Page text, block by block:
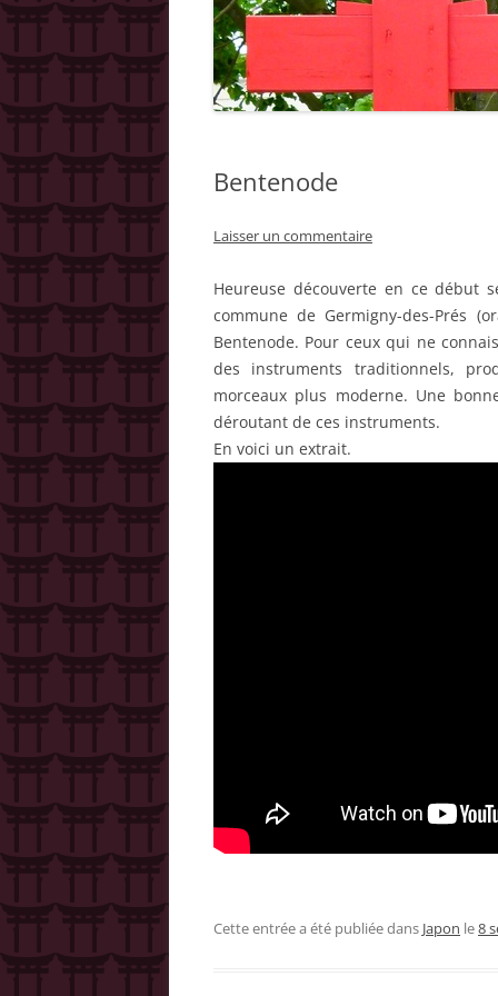
NICK
NICK JORDAN
NICK
Bentenode
Laisser un commentaire
Heureuse découverte en ce début
commune de Germigny-des-Prés
Bentenode. Pour ceux qui ne
des instruments traditionnels,
morceaux plus moderne. Une
déroutant de ces instruments.
En voici un extrait.
Cette entrée a été publiée dans Japon le8